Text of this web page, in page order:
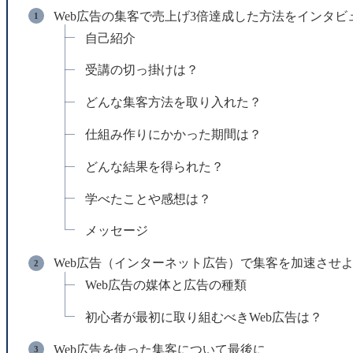
Web広告の集客で売上げ3倍達成した方法をインタビ
自己紹介
受講の切っ掛けは？
どんな集客方法を取り入れた？
仕組み作りにかかった期間は？
どんな結果を得られた？
学べたことや感想は？
メッセージ
Web広告（インターネット広告）で集客を加速させ
Web広告の媒体と広告の種類
初心者が最初に取り組むべきWeb広告は？
Web広告を使った集客について最後に